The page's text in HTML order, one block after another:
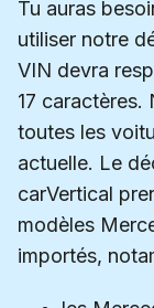
Tu auras
utiliser notre
VIN devra
17 caractères.
toutes les
actuelle. Le
carVertical
modèles
importés,